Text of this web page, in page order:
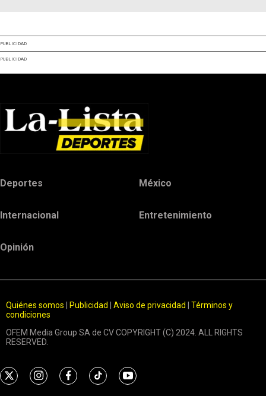
PUBLICIDAD
PUBLICIDAD
Deportes México
Internacional Entretenimiento
Opinión
Quiénes somos | Publicidad | Aviso de privacidad | Términos y
condiciones
OFEM Media Group SA de CV COPYRIGHT (C) 2024. ALL RIGHTS
RESERVED.
t
i
f
t
y